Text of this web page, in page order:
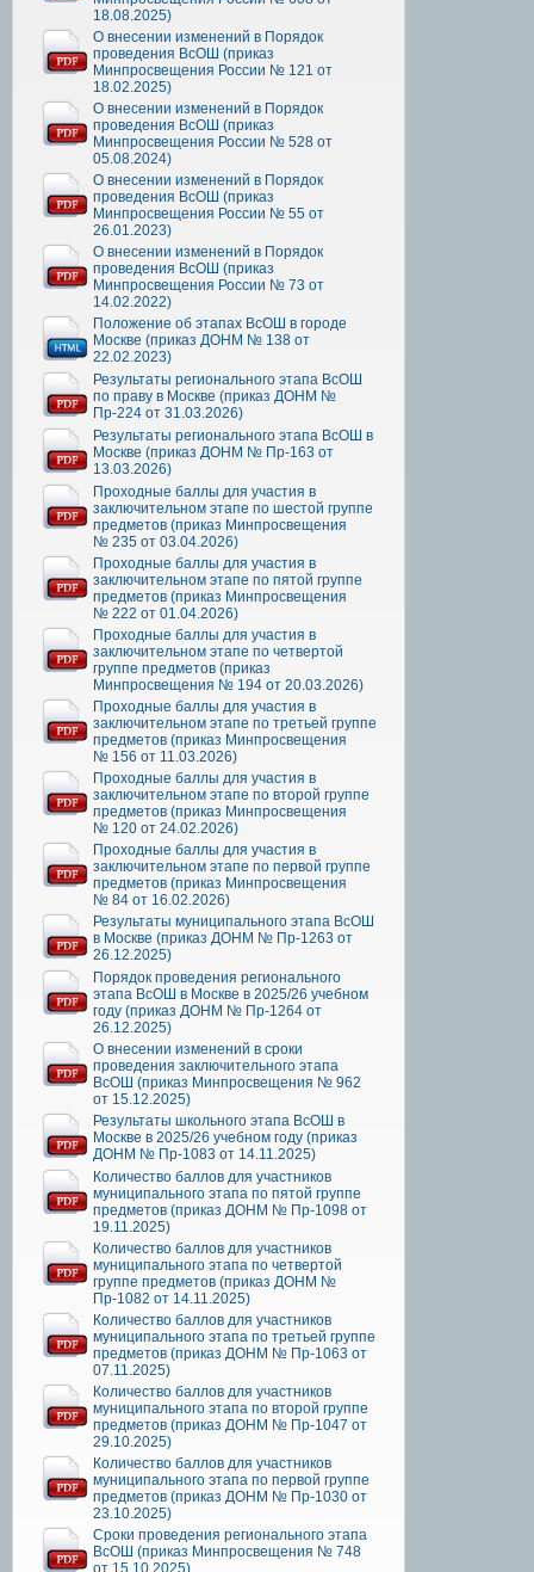
18.08.2025)
О внесении изменений в Порядок
проведения ВсОШ (приказ
Минпросвещения России № 121 от
18.02.2025)
О внесении изменений в Порядок
проведения ВсОШ (приказ
Минпросвещения России № 528 от
05.08.2024)
О внесении изменений в Порядок
проведения ВсОШ (приказ
Минпросвещения России № 55 от
26.01.2023)
О внесении изменений в Порядок
проведения ВсОШ (приказ
Минпросвещения России № 73 от
14.02.2022)
Положение об этапах ВсОШ в городе
Москве (приказ ДОНМ № 138 от
22.02.2023)
Результаты регионального этапа ВсОШ
по праву в Москве (приказ ДОНМ №
Пр-224 от 31.03.2026)
Результаты регионального этапа ВсОШ в
Москве (приказ ДОНМ № Пр-163 от
13.03.2026)
Проходные баллы для участия в
заключительном этапе по шестой группе
предметов (приказ Минпросвещения
№ 235 от 03.04.2026)
Проходные баллы для участия в
заключительном этапе по пятой группе
предметов (приказ Минпросвещения
№ 222 от 01.04.2026)
Проходные баллы для участия в
заключительном этапе по четвертой
группе предметов (приказ
Минпросвещения № 194 от 20.03.2026)
Проходные баллы для участия в
заключительном этапе по третьей группе
предметов (приказ Минпросвещения
№ 156 от 11.03.2026)
Проходные баллы для участия в
заключительном этапе по второй группе
предметов (приказ Минпросвещения
№ 120 от 24.02.2026)
Проходные баллы для участия в
заключительном этапе по первой группе
предметов (приказ Минпросвещения
№ 84 от 16.02.2026)
Результаты муниципального этапа ВсОШ
в Москве (приказ ДОНМ № Пр-1263 от
26.12.2025)
Порядок проведения регионального
этапа ВсОШ в Москве в 2025/26 учебном
году (приказ ДОНМ № Пр-1264 от
26.12.2025)
О внесении изменений в сроки
проведения заключительного этапа
ВсОШ (приказ Минпросвещения № 962
от 15.12.2025)
Результаты школьного этапа ВсОШ в
Москве в 2025/26 учебном году (приказ
ДОНМ № Пр-1083 от 14.11.2025)
Количество баллов для участников
муниципального этапа по пятой группе
предметов (приказ ДОНМ № Пр-1098 от
19.11.2025)
Количество баллов для участников
муниципального этапа по четвертой
группе предметов (приказ ДОНМ №
Пр-1082 от 14.11.2025)
Количество баллов для участников
муниципального этапа по третьей группе
предметов (приказ ДОНМ № Пр-1063 от
07.11.2025)
Количество баллов для участников
муниципального этапа по второй группе
предметов (приказ ДОНМ № Пр-1047 от
29.10.2025)
Количество баллов для участников
муниципального этапа по первой группе
предметов (приказ ДОНМ № Пр-1030 от
23.10.2025)
Сроки проведения регионального этапа
ВсОШ (приказ Минпросвещения № 748
от 15.10.2025)